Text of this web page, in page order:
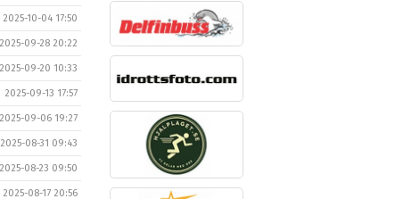
2025-10-04 17:50
2025-09-28 20:22
2025-09-20 10:33
2025-09-13 17:57
2025-09-06 19:27
2025-08-31 09:43
2025-08-23 09:50
2025-08-17 20:56